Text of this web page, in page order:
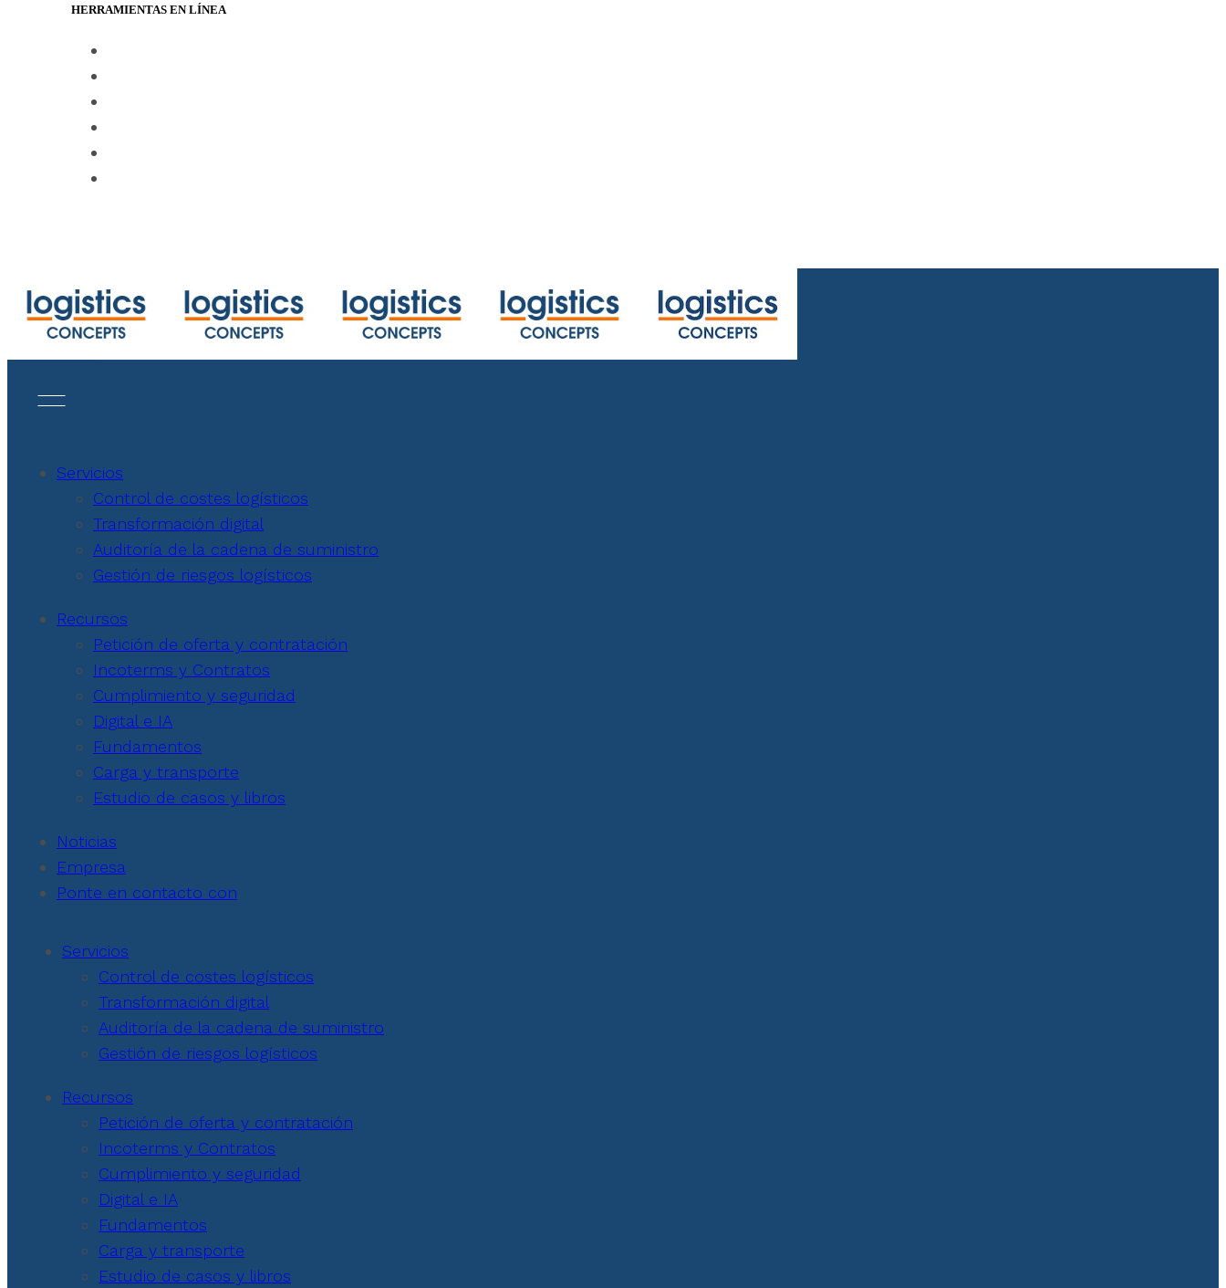
HERRAMIENTAS EN LÍNEA
Servicios
Control de costes logísticos
Transformación digital
Auditoría de la cadena de suministro
Gestión de riesgos logísticos
Recursos
Petición de oferta y contratación
Incoterms y Contratos
Cumplimiento y seguridad
Digital e IA
Fundamentos
Carga y transporte
Estudio de casos y libros
Noticias
Empresa
Ponte en contacto con
Servicios
Control de costes logísticos
Transformación digital
Auditoría de la cadena de suministro
Gestión de riesgos logísticos
Recursos
Petición de oferta y contratación
Incoterms y Contratos
Cumplimiento y seguridad
Digital e IA
Fundamentos
Carga y transporte
Estudio de casos y libros